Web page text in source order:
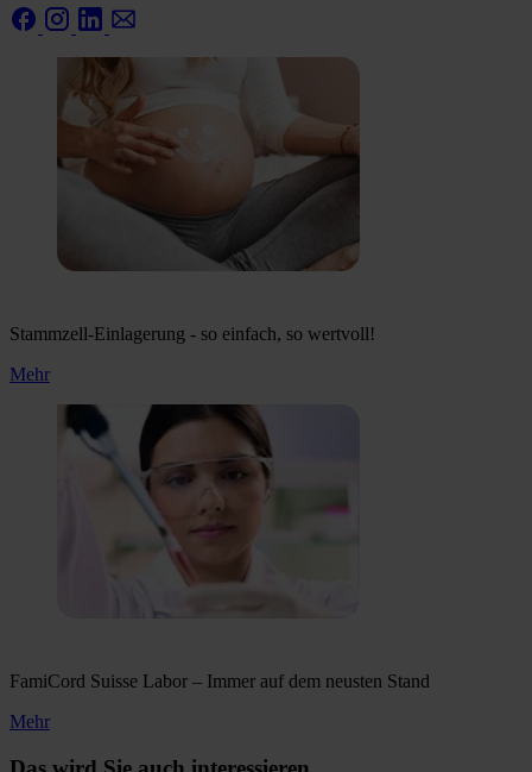
Stammzell-Einlagerung - so einfach, so wertvoll!
Mehr
FamiCord Suisse Labor – Immer auf dem neusten Stand
Mehr